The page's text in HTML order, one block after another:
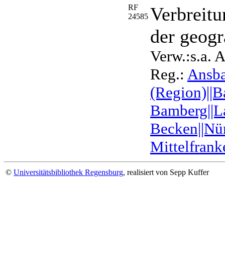
RF
24585
der
Verw.:s.a.
Reg.:
© Universitätsbibliothek Regensburg, realisiert von Sepp Kuffer